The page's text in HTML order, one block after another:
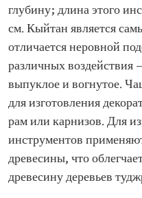
глубину; длина этого
см. Кыйтан является
отличается неровной
различных воздействия
выпуклое и вогнутое.
для изготовления
рам или карнизов. Для
инструментов
древесины, что
древесину деревьев